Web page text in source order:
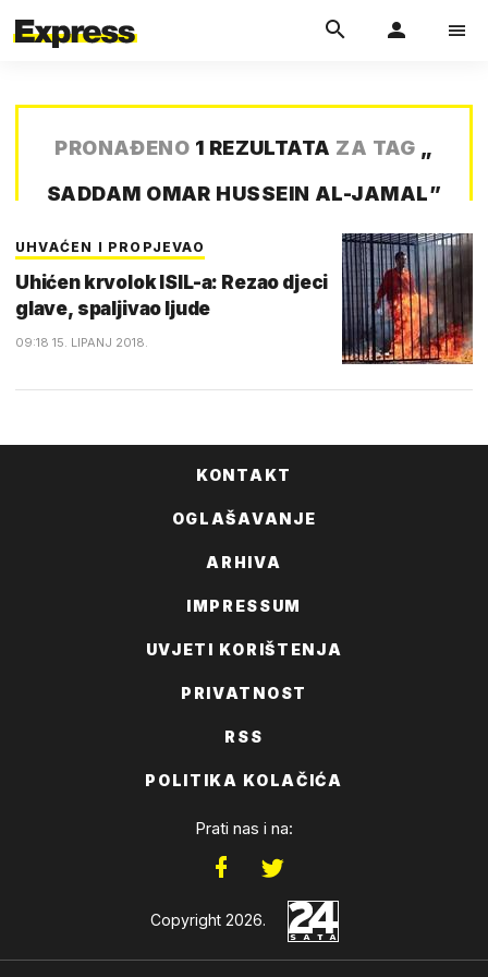
PRONAĐENO 1 REZULTATA ZA TAG „
SADDAM OMAR HUSSEIN AL-JAMAL”
UHVAĆEN I PROPJEVAO
Uhićen krvolok ISIL-a: Rezao djeci
glave, spaljivao ljude
09:18 15. LIPANJ 2018.
KONTAKT
OGLAŠAVANJE
ARHIVA
IMPRESSUM
UVJETI KORIŠTENJA
PRIVATNOST
RSS
POLITIKA KOLAČIĆA
Prati nas i na:
Copyright 2026.